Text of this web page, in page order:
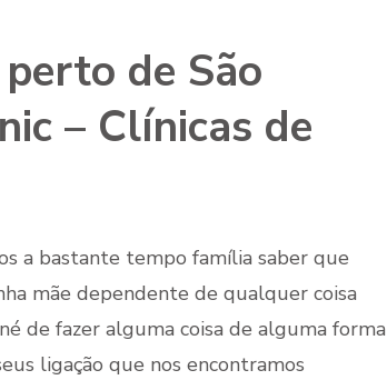
de São
– Clínicas de
a bastante tempo família saber que
mãe dependente de qualquer coisa
de fazer alguma coisa de alguma forma
ligação que nos encontramos